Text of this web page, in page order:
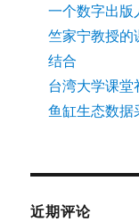
一个数字出版
竺家宁教授的
结合
台湾大学课
鱼缸生态数据
近期评论